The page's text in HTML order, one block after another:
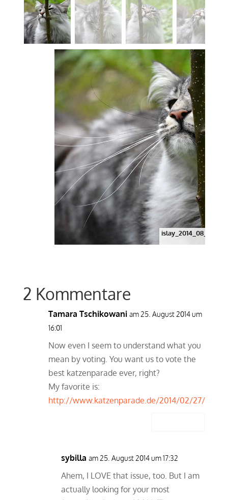
2 Kommentare
Tamara Tschikowani am 25. August 2014 um
16:01
Now even I seem to understand what you
mean by voting. You want us to vote the
best katzenparade ever, right?
My favorite is:
http://www.katzenparade.de/2014/02/27/
sybilla am 25. August 2014 um 17:32
Ahem, I LOVE that issue, too. But I am
actually looking for your most